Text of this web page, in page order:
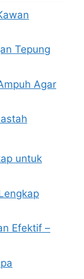
Tepung
Agar
untuk
Efektif –